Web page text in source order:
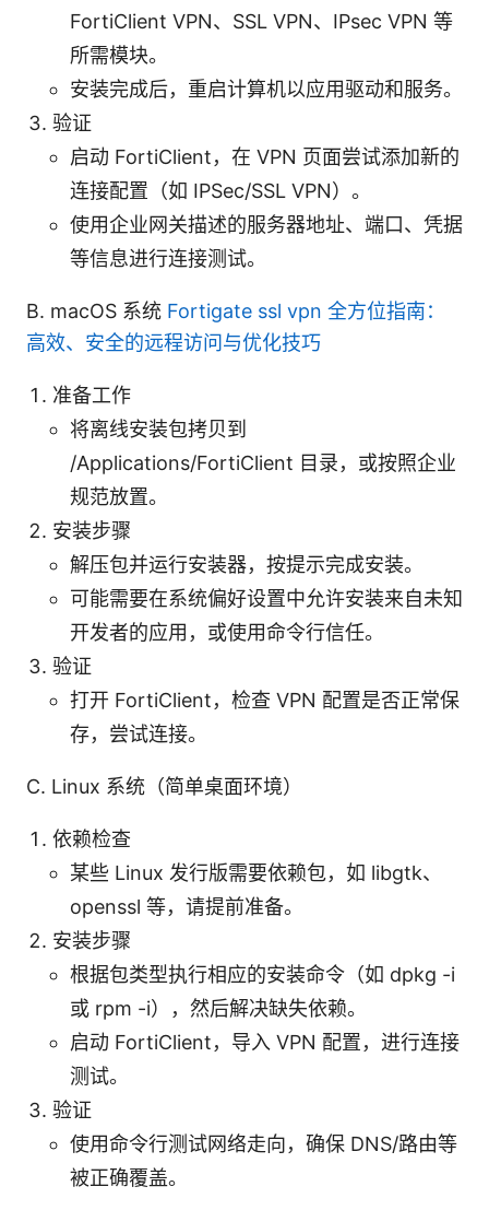
FortiClient VPN、SSL VPN、IPsec VPN 等
所需模块。
安装完成后，重启计算机以应用驱动和服务。
验证
启动 FortiClient，在 VPN 页面尝试添加新的
连接配置（如 IPSec/SSL VPN）。
使用企业网关描述的服务器地址、端口、凭据
等信息进行连接测试。
B. macOS 系统 Fortigate ssl vpn 全方位指南：
高效、安全的远程访问与优化技巧
准备工作
将离线安装包拷贝到
/Applications/FortiClient 目录，或按照企业
规范放置。
安装步骤
解压包并运行安装器，按提示完成安装。
可能需要在系统偏好设置中允许安装来自未知
开发者的应用，或使用命令行信任。
验证
打开 FortiClient，检查 VPN 配置是否正常保
存，尝试连接。
C. Linux 系统（简单桌面环境）
依赖检查
某些 Linux 发行版需要依赖包，如 libgtk、
openssl 等，请提前准备。
安装步骤
根据包类型执行相应的安装命令（如 dpkg -i
或 rpm -i），然后解决缺失依赖。
启动 FortiClient，导入 VPN 配置，进行连接
测试。
验证
使用命令行测试网络走向，确保 DNS/路由等
被正确覆盖。